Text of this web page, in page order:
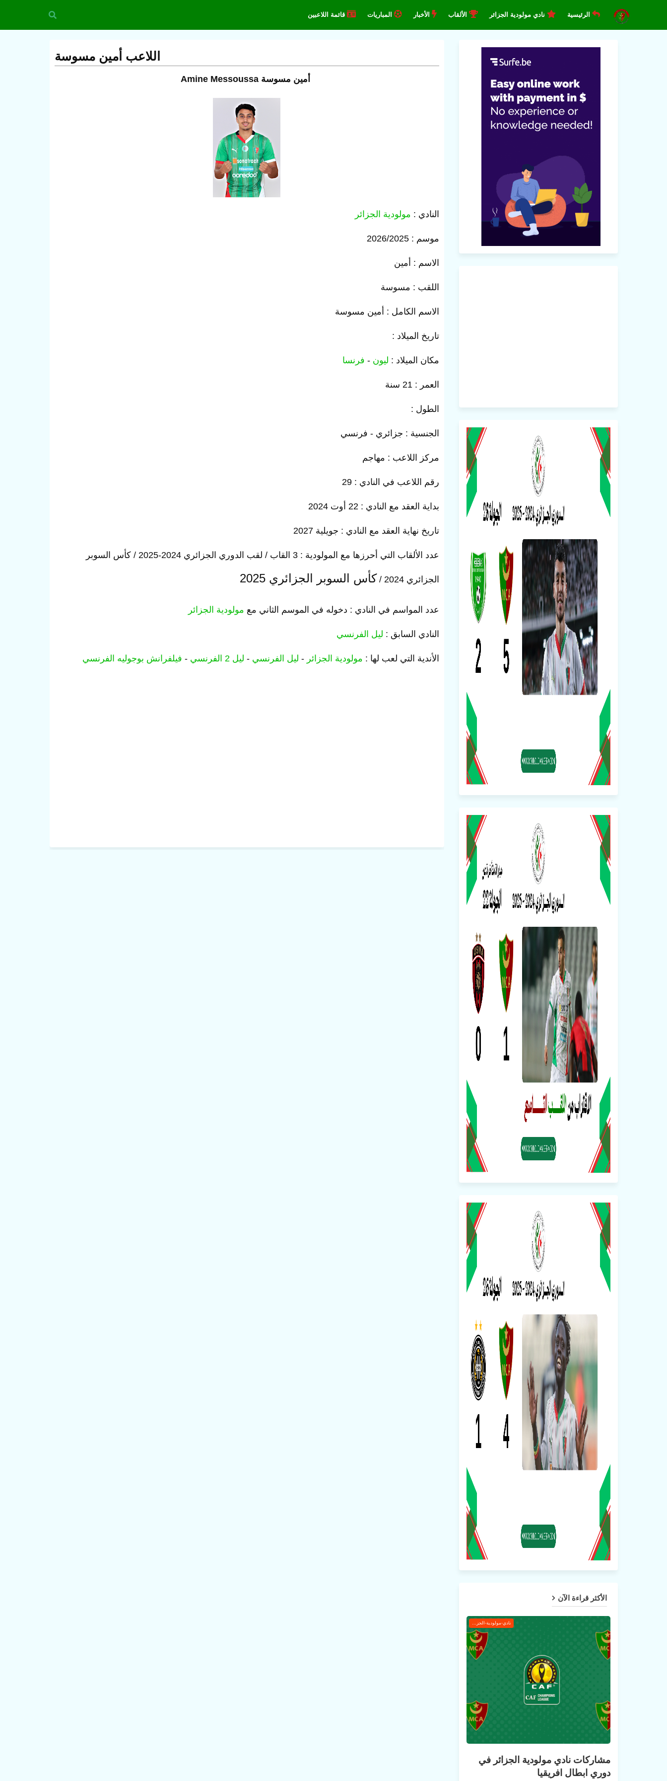
الرئيسية نادي مولودية الجزائر الألقاب الأخبار المباريات قائمة اللاعبين
اللاعب أمين مسوسة
أمين مسوسة Amine Messoussa
النادي : مولودية الجزائر
موسم : 2026/2025
الاسم : أمين
اللقب : مسوسة
الاسم الكامل : أمين مسوسة
تاريخ الميلاد :
مكان الميلاد : ليون- فرنسا
العمر : 21 سنة
الطول :
الجنسية : جزائري - فرنسي
مركز اللاعب : مهاجم
رقم اللاعب في النادي : 29
بداية العقد مع النادي : 22 أوت 2024
تاريخ نهاية العقد مع النادي : جويلية 2027
عدد الألقاب التي أحرزها مع المولودية : 3 القاب / لقب الدوري الجزائري 2024-2025 / كأس السوبر
الجزائري 2024 / كأس السوبر الجزائري 2025
عدد المواسم في النادي : دخوله في الموسم الثاني مع مولودية الجزائر
النادي السابق : ليل الفرنسي
الأندية التي لعب لها : مولودية الجزائر - ليل الفرنسي - ليل 2 الفرنسي - فيلفرانش بوجوليه الفرنسي
الأكثر قراءة الآن
نادي-مولودية-الجزائر
مشاركات نادي مولودية الجزائر في
دوري ابطال افريقيا